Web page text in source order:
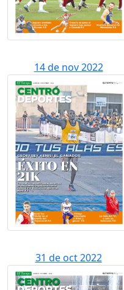
14 de nov 2022
31 de oct 2022